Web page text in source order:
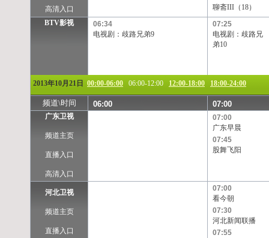
高清入口
聊斋III（18）
BTV影视
06:34
电视剧：歧路兄弟9
07:25
电视剧：歧路兄
弟10
2013年10月21日 00:00-06:00 06:00-12:00 12:00-18:00 18:00-24:00
频道\时间 06:00 07:00
广东卫视
频道主页
直播入口
高清入口
07:00
广东早晨
07:45
股舞飞阳
河北卫视
频道主页
直播入口
07:00
看今朝
07:30
河北新闻联播
07:55